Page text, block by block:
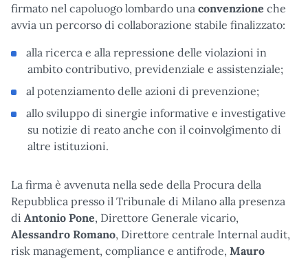
firmato nel capoluogo lombardo una convenzione che
avvia un percorso di collaborazione stabile finalizzato:
alla ricerca e alla repressione delle violazioni in
ambito contributivo, previdenziale e assistenziale;
al potenziamento delle azioni di prevenzione;
allo sviluppo di sinergie informative e investigative
su notizie di reato anche con il coinvolgimento di
altre istituzioni.
La firma è avvenuta nella sede della Procura della
Repubblica presso il Tribunale di Milano alla presenza
di Antonio Pone, Direttore Generale vicario,
Alessandro Romano, Direttore centrale Internal audit,
risk management, compliance e antifrode, Mauro